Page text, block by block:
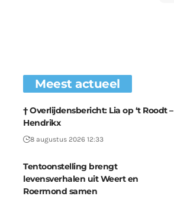
Meest actueel
† Overlijdensbericht: Lia op ‘t Roodt –
Hendrikx
8 augustus 2026 12:33
Tentoonstelling brengt
levensverhalen uit Weert en
Roermond samen